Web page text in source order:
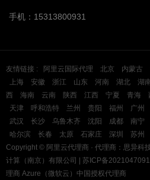
手机：15313800931
友情链接 : 阿里云国际代理 北京 内蒙古
上海
安徽 浙江 山东 河南 湖北 湖
西
海南 云南 陕西 江西 宁夏 青海
天津
呼和浩特 兰州 贵阳 福州 广州
武汉
长沙 乌鲁木齐 沈阳 成都 南宁
哈尔滨
长春 太原 石家庄 深圳 苏州
Copyright © 阿里云代理商 · 代理商：思异科
计算（南京）有限公司 | 苏ICP备
理商 Azure（微软云）中国授权代理商